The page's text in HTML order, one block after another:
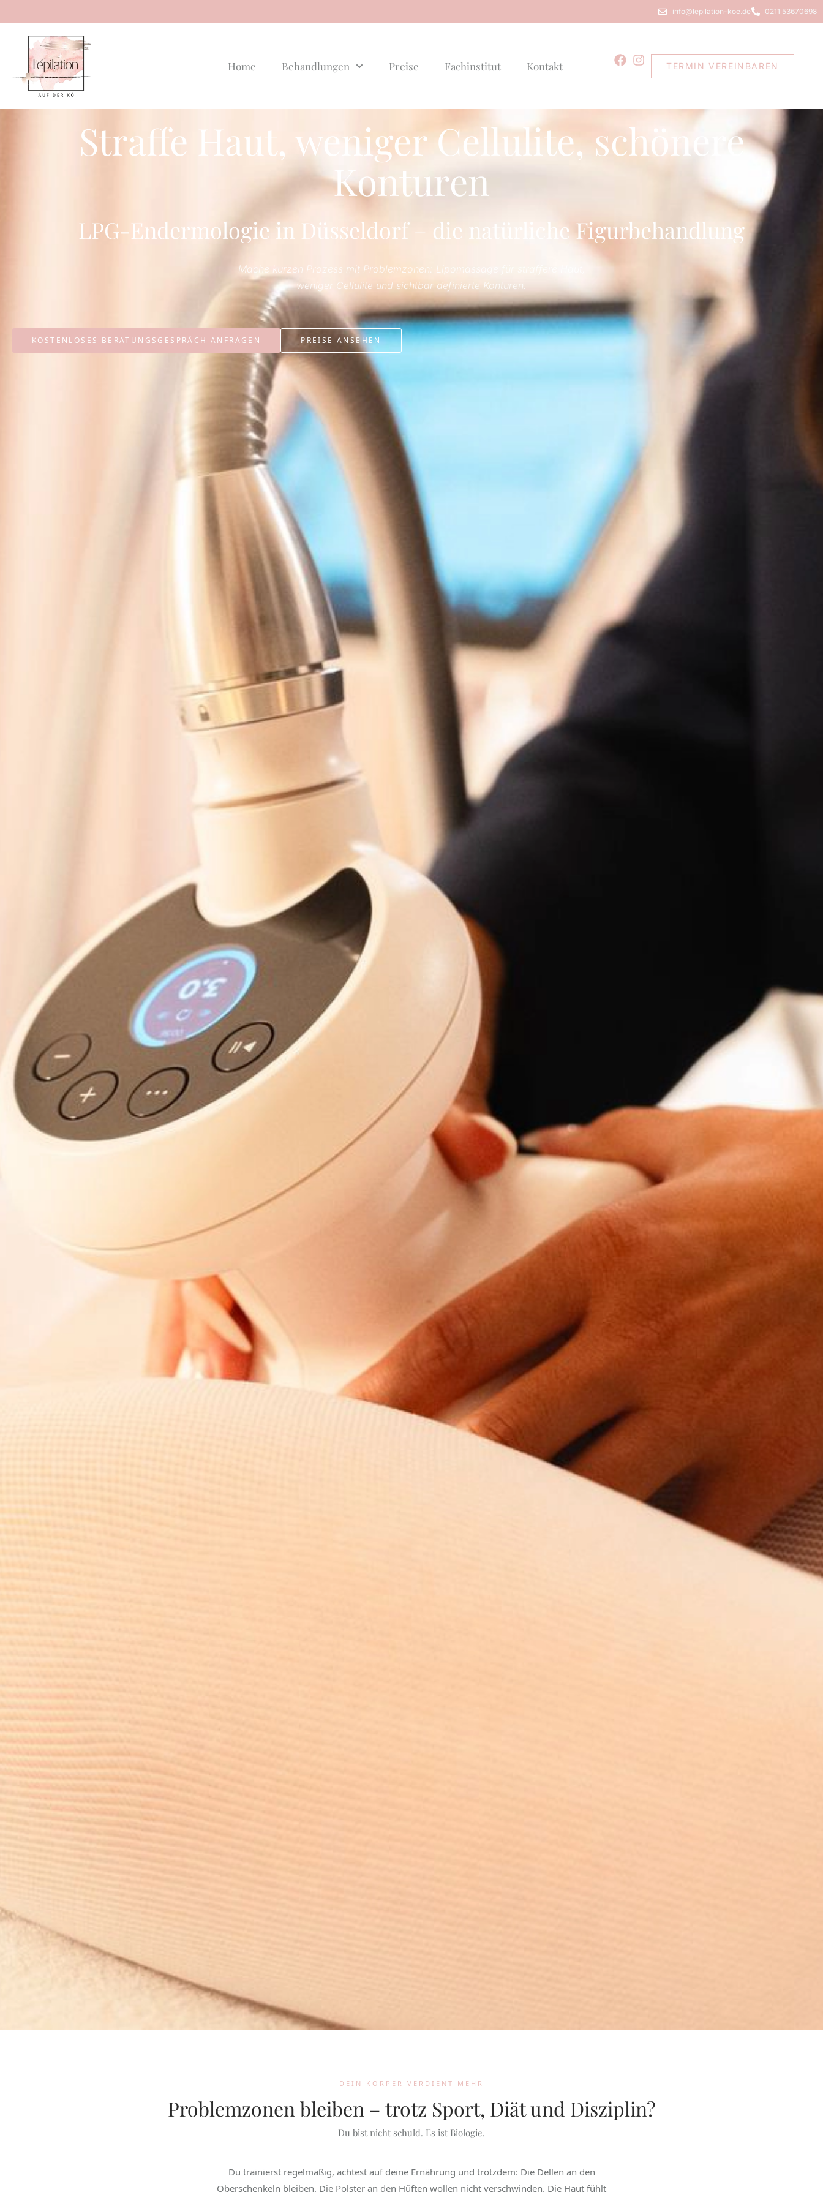
info@lepilation-koe.de 0211 53670698
Home Behandlungen Preise Fachinstitut Kontakt TERMIN VEREINBAREN
Straffe Haut, weniger Cellulite, schönere
Konturen
LPG-Endermologie in Düsseldorf – die natürliche Figurbehandlung
Mache kurzen Prozess mit Problemzonen: Lipomassage für straffere Haut,
weniger Cellulite und sichtbar definierte Konturen.
KOSTENLOSES BERATUNGSGESPRÄCH ANFRAGEN PREISE ANSEHEN
DEIN KÖRPER VERDIENT MEHR
Problemzonen bleiben – trotz Sport, Diät und Disziplin?
Du bist nicht schuld. Es ist Biologie.
Du trainierst regelmäßig, achtest auf deine Ernährung und trotzdem: Die Dellen an den
Oberschenkeln bleiben. Die Polster an den Hüften wollen nicht verschwinden. Die Haut fühlt